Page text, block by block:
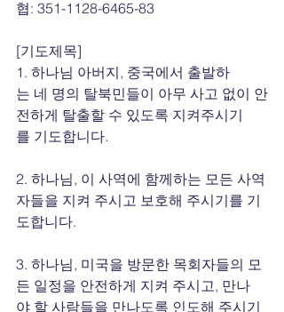
협: 351-1128-6465-83
[기도제목]
1. 하나님 아버지, 중국에서 출발하
는 네 명의 탈북민들이 아무 사고 없이 안
전하게 탈출할 수 있도록 지켜주시기
를 기도합니다.
2. 하나님, 이 사역에 함께하는 모든 사역
자들을 지켜 주시고 보호해 주시기를 기
도합니다.
3. 하나님, 미국을 방문한 목회자들의 모
든 일정을 안전하게 지켜 주시고, 만나
야 할 사람들을 만나도록 인도해 주시기